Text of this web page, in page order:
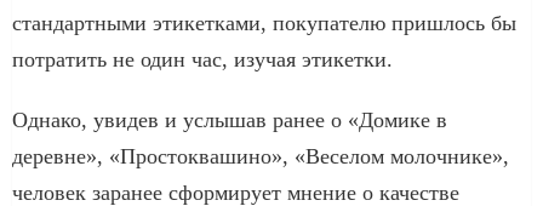
стандартными этикетками, покупателю пришлось бы
потратить не один час, изучая этикетки.
Однако, увидев и услышав ранее о «Домике в
деревне», «Простоквашино», «Веселом молочнике»,
человек заранее сформирует мнение о качестве